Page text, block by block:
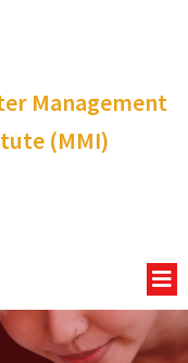
Management
(MMI)